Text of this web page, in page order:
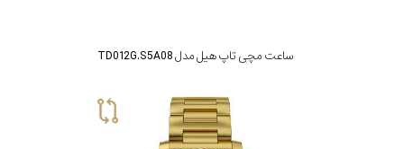
ساعت مچی تاپ هیل مدل TD012G.S5A08